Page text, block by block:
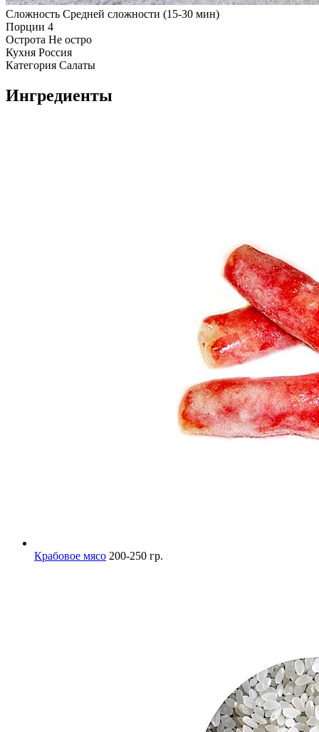
Сложность Средней сложности (15-30 мин)
Порции 4
Острота Не остро
Кухня Россия
Категория Салаты
Ингредиенты
Крабовое мясо 200-250 гр.